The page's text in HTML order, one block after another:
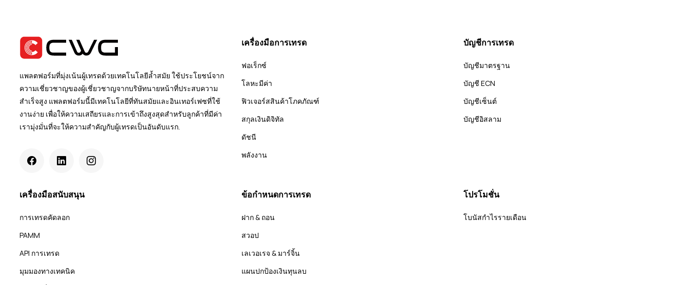
แพลตฟอร์มที่มุ่งเน้นผู้เทรดด้วยเทคโนโลยีล้ำสมัย ใช้ประโยชน์จาก
ความเชี่ยวชาญของผู้เชี่ยวชาญจากบริษัทนายหน้าที่ประสบความ
สำเร็จสูง แพลตฟอร์มนี้มีเทคโนโลยีที่ทันสมัยและอินเทอร์เฟซที่ใช้
งานง่าย เพื่อให้ความเสถียรและการเข้าถึงสูงสุดสำหรับลูกค้าที่มีค่า
เรามุ่งมั่นที่จะให้ความสำคัญกับผู้เทรดเป็นอันดับแรก.
เครื่องมือการเทรด
ฟอเร็กซ์
โลหะมีค่า
ฟิวเจอร์สสินค้าโภคภัณฑ์
สกุลเงินดิจิทัล
ดัชนี
พลังงาน
บัญชีการเทรด
บัญชีมาตรฐาน
บัญชี ECN
บัญชีเซ็นต์
บัญชีอิสลาม
เครื่องมือสนับสนุน
การเทรดคัดลอก
PAMM
API การเทรด
มุมมองทางเทคนิค
ข้อกำหนดการเทรด
ฝาก & ถอน
สวอป
เลเวอเรจ & มาร์จิ้น
แผนปกป้องเงินทุนลบ
โปรโมชั่น
โบนัสกำไรรายเดือน